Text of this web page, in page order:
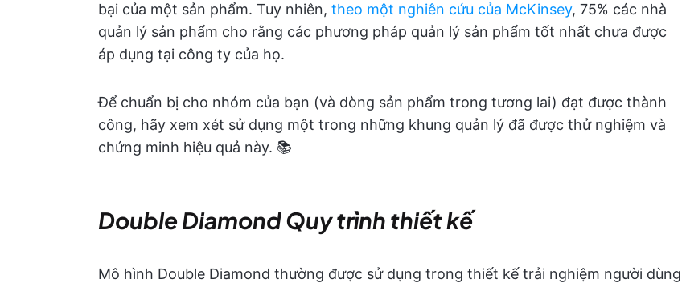
bại của một sản phẩm. Tuy nhiên, theo một nghiên cứu của McKinsey, 75% các nhà
quản lý sản phẩm cho rằng các phương pháp quản lý sản phẩm tốt nhất chưa được
áp dụng tại công ty của họ.
Để chuẩn bị cho nhóm của bạn (và dòng sản phẩm trong tương lai) đạt được thành
công, hãy xem xét sử dụng một trong những khung quản lý đã được thử nghiệm và
chứng minh hiệu quả này. 📚
Double DiamondQuy trình thiết kế
Mô hình Double Diamond thường được sử dụng trong thiết kế trải nghiệm người dùng